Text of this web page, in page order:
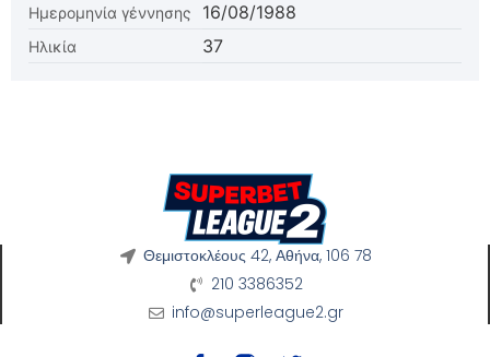
Ημερομηνία γέννησης
16/08/1988
Ηλικία 37
Θεμιστοκλέους 42, Αθήνα, 106 78
210 3386352
info@superleague2.gr